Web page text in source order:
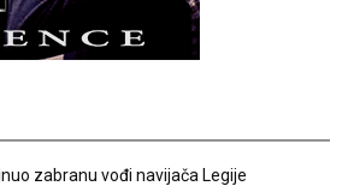
zabranu vođi navijača Legije